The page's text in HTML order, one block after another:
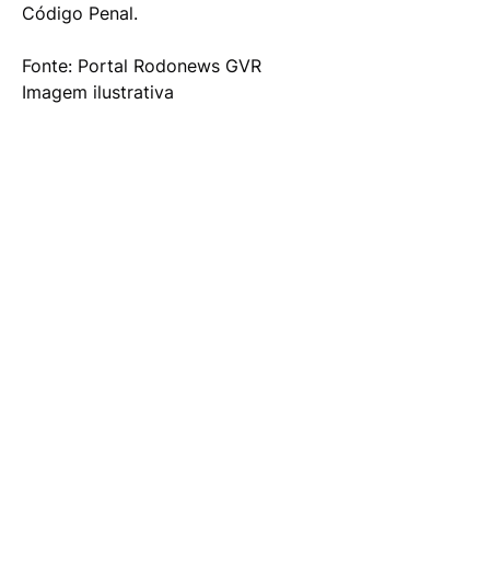
Código Penal.
Fonte: Portal Rodonews GVR
Imagem ilustrativa